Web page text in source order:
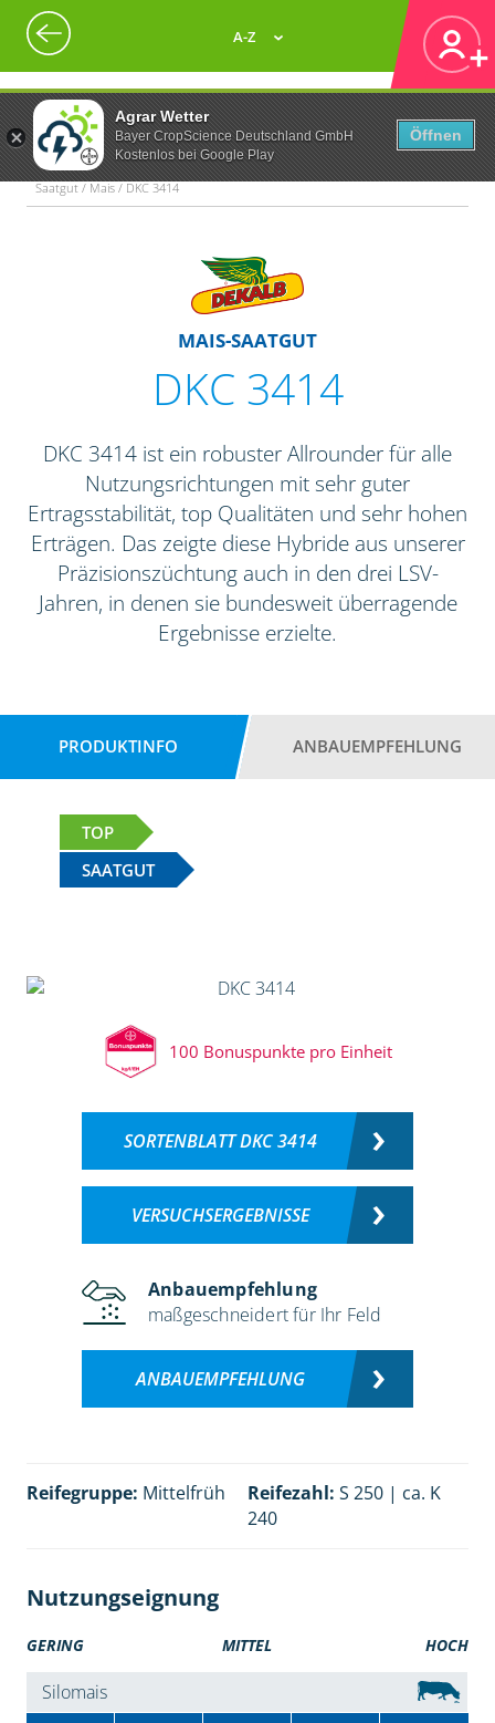
Agrar Wetter
Bayer CropScience Deutschland GmbH
Kostenlos bei Google Play
Öffnen
A-Z
Saatgut / Mais / DKC 3414
MAIS-SAATGUT
DKC 3414
DKC 3414 ist ein robuster Allrounder für alle
Nutzungsrichtungen mit sehr guter
Ertragsstabilität, top Qualitäten und sehr hohen
Erträgen. Das zeigte diese Hybride aus unserer
Präzisionszüchtung auch in den drei LSV-
Jahren, in denen sie bundesweit überragende
Ergebnisse erzielte.
PRODUKTINFO ANBAUEMPFEHLUNG
TOP
SAATGUT
100 Bonuspunkte pro Einheit
SORTENBLATT DKC 3414
VERSUCHSERGEBNISSE
Anbauempfehlung
maßgeschneidert für Ihr Feld
ANBAUEMPFEHLUNG
Reifegruppe: Mittelfrüh Reifezahl: S 250 | ca. K
240
Nutzungseignung
GERING MITTEL HOCH
Silomais